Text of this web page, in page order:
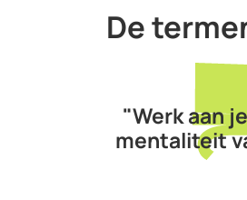
De
"Werk aan
mentaliteit